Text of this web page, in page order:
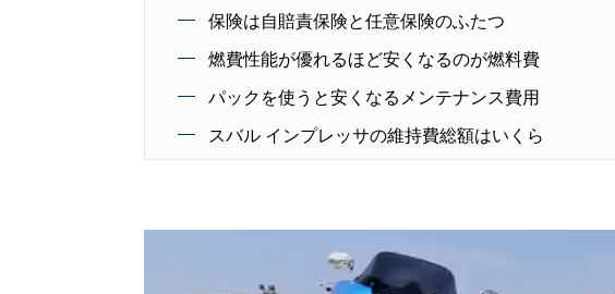
保険は自賠責保険と任意保険のふたつ
燃費性能が優れるほど安くなるのが燃料費
パックを使うと安くなるメンテナンス費用
スバル インプレッサの維持費総額はいくら